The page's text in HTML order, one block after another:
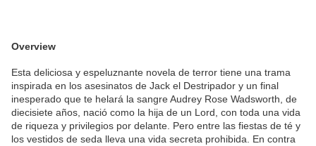
Overview
Esta deliciosa y espeluznante novela de terror tiene una trama
inspirada en los asesinatos de Jack el Destripador y un final
inesperado que te helará la sangre Audrey Rose Wadsworth, de
diecisiete años, nació como la hija de un Lord, con toda una vida
de riqueza y privilegios por delante. Pero entre las fiestas de té y
los vestidos de seda lleva una vida secreta prohibida. En contra